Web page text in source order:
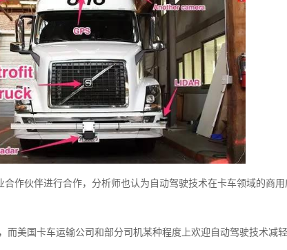
作伙伴进行合作，分析师也认为自动驾驶技术在卡车领域的商
而美国卡车运输公司和部分司机某种程度上欢迎自动驾驶技术减轻